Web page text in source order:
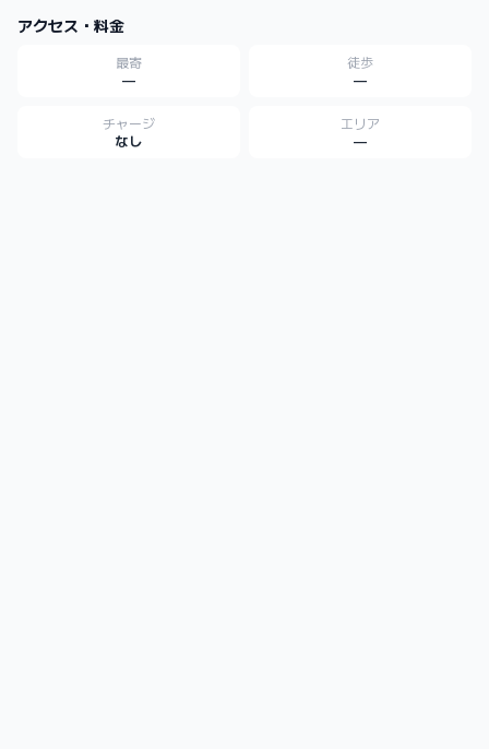
アクセス・料金
最寄
—
徒歩
—
チャージ
なし
エリア
—